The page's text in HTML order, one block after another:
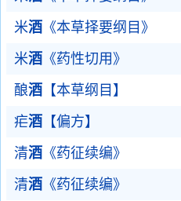
米酒 《本草择要纲目》
米酒 《药性切用》
酿酒 【本草纲目】
疟酒 【偏方】
清酒 《药征续编》
清酒 《药征续编》